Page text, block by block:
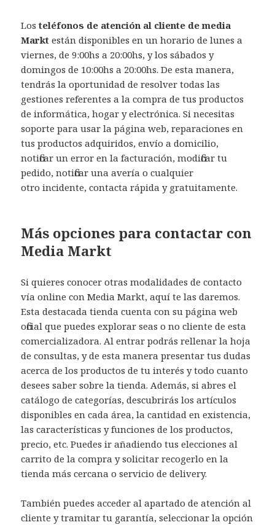
Los teléfonos de atención al cliente de media
Marktestán disponibles en un horario de lunes a
viernes, de 9:00hs a 20:00hs, y los sábados y
domingos de 10:00hs a 20:00hs. De esta manera,
tendrás la oportunidad de resolver todas las
gestiones referentes a la compra de tus productos
de informática, hogar y electrónica. Si necesitas
soporte para usar la página web, reparaciones en
tus productos adquiridos, envío a domicilio,
notificar un error en la facturación, modificar tu
pedido, notificar una avería o cualquier
otro incidente, contacta rápida y gratuitamente.
Más opciones para contactar con
Media Markt
Si quieres conocer otras modalidades de contacto
vía online con Media Markt, aquí te las daremos.
Esta destacada tienda cuenta con su página web
oficial que puedes explorar seas o no cliente de esta
comercializadora. Al entrar podrás rellenar la hoja
de consultas, y de esta manera presentar tus dudas
acerca de los productos de tu interés y todo cuanto
desees saber sobre la tienda. Además, si abres el
catálogo de categorías, descubrirás los artículos
disponibles en cada área, la cantidad en existencia,
las características y funciones de los productos,
precio, etc. Puedes ir añadiendo tus elecciones al
carrito de la compra y solicitar recogerlo en la
tienda más cercana o servicio de delivery.
También puedes acceder al apartado de atención al
cliente y tramitar tu garantía, seleccionar la opción